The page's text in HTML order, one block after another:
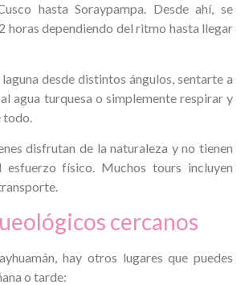
hasta Soraypampa. Desde ahí, se
horas dependiendo del ritmo hasta llegar
desde distintos ángulos, sentarte a
agua turquesa o simplemente respirar y
todo.
disfrutan de la naturaleza y no tienen
físico. Muchos tours incluyen
cercanos
hay otros lugares que puedes
o tarde: